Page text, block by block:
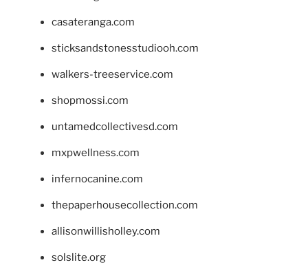
casateranga.com
sticksandstonesstudiooh.com
walkers-treeservice.com
shopmossi.com
untamedcollectivesd.com
mxpwellness.com
infernocanine.com
thepaperhousecollection.com
allisonwillisholley.com
solslite.org